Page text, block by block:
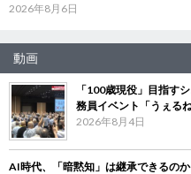
2026年8月6日
動画
「100歳現役」目指す
務員イベント「うぇる
2026年8月4日
AI時代、「暗黙知」は継承できるの